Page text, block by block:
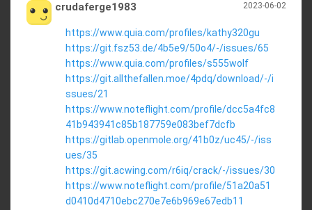
2023-06-02
crudaferge1983
https://www.quia.com/profiles/kathy320gu
https://git.fsz53.de/4b5e9/50o4/-/issues/65
https://www.quia.com/profiles/s555wolf
https://git.allthefallen.moe/4pdq/download/-/i
ssues/21
https://www.noteflight.com/profile/dcc5a4fc8
41b943941c85b187759e083bef7dcfb
https://gitlab.openmole.org/41b0z/uc45/-/iss
ues/35
https://git.acwing.com/r6iq/crack/-/issues/30
https://www.noteflight.com/profile/51a20a51
d0410d4710ebc270e7e6b969e67edb11